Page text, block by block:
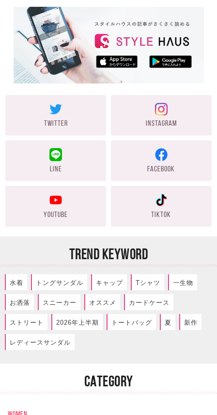
TWITTER INSTAGRAM
LINE FACEBOOK
YOUTUBE TIKTOK
TREND KEYWORD
水着 トングサンダル キャップ Tシャツ 一生物
お洒落 スニーカー オススメ カードケース
ストリート 2026年上半期 トートバッグ 夏 新作
レディースサンダル
CATEGORY